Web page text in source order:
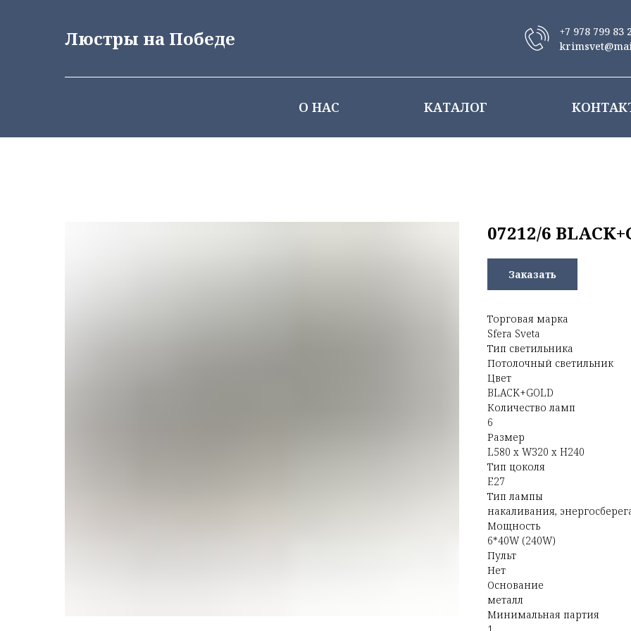
Люстры на Победе
+7 978 799 83
О НАС КАТАЛОГ
07212/6
Заказать
Торговая марка
Sfera Sveta
Тип светильника
Потолочный светильник
Цвет
BLACK+GOLD
Количество ламп
6
Размер
L580 x W320 x H240
Тип цоколя
E27
Тип лампы
накаливания,
Мощность
6*40W (240W)
Пульт
Нет
Основание
металл
Минимальная партия